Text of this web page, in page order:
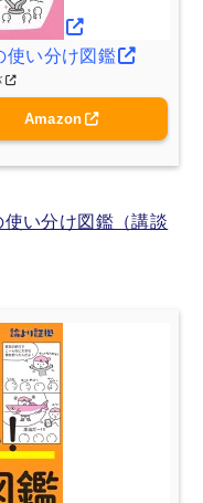
い分け図鑑
Amazon
い分け図鑑（講談